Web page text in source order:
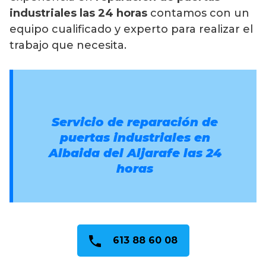
industriales las 24 horas contamos con un
equipo cualificado y experto para realizar el
trabajo que necesita.
Servicio de reparación de
puertas industriales en
Albaida del Aljarafe las 24
horas
613 88 60 08